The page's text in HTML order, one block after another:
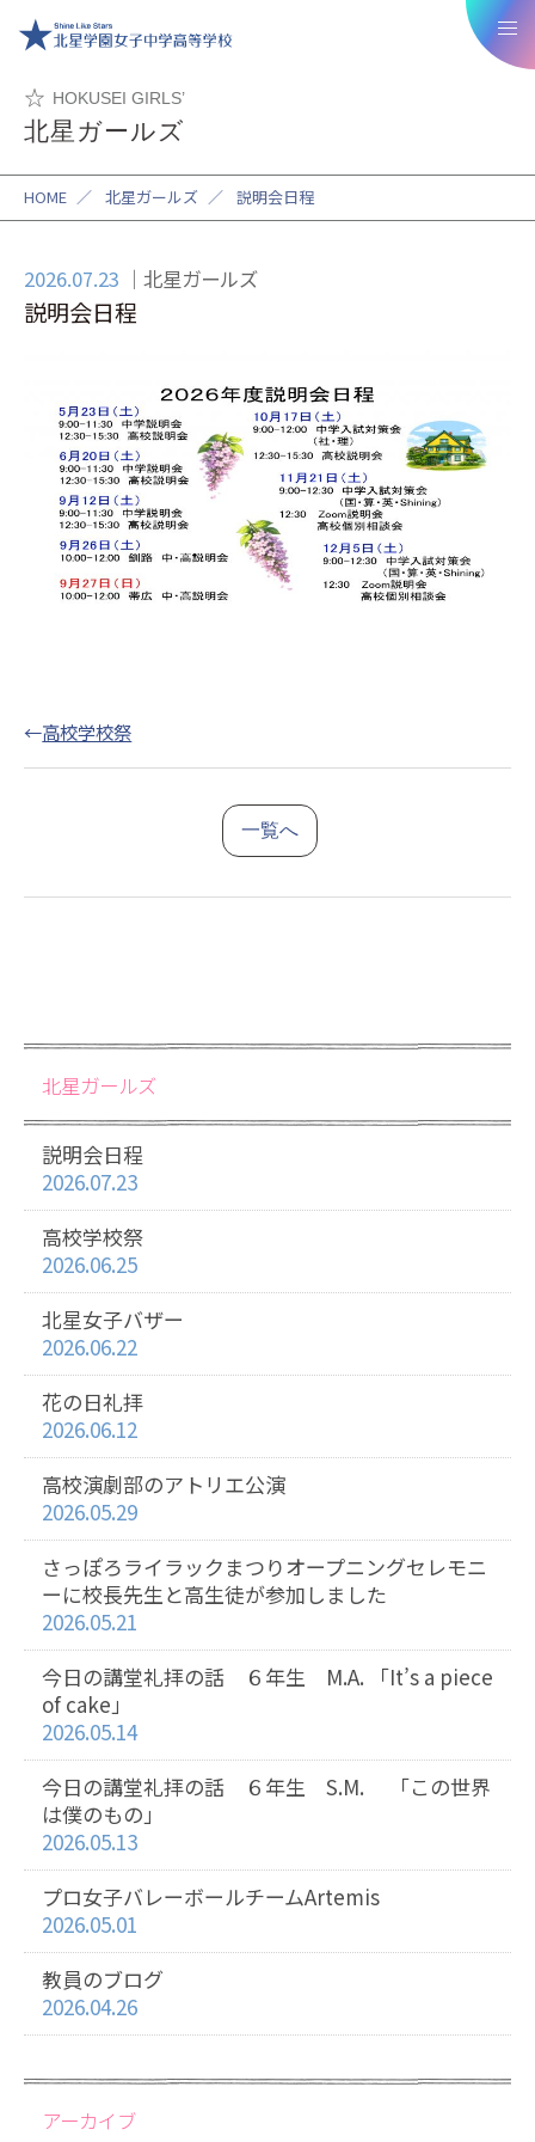
HOKUSEI GIRLS’
北星ガールズ
HOME ／ 北星ガールズ ／ 説明会日程
2026.07.23 北星ガールズ
説明会日程
←高校学校祭
一覧へ
北星ガールズ
説明会日程
2026.07.23
高校学校祭
2026.06.25
北星女子バザー
2026.06.22
花の日礼拝
2026.06.12
高校演劇部のアトリエ公演
2026.05.29
さっぽろライラックまつりオープニングセレモニ
ーに校長先生と高生徒が参加しました
2026.05.21
今日の講堂礼拝の話 ６年生 M.A. 「It’s a piece
of cake」
2026.05.14
今日の講堂礼拝の話 ６年生 S.M. 「この世界
は僕のもの」
2026.05.13
プロ女子バレーボールチームArtemis
2026.05.01
教員のブログ
2026.04.26
アーカイブ